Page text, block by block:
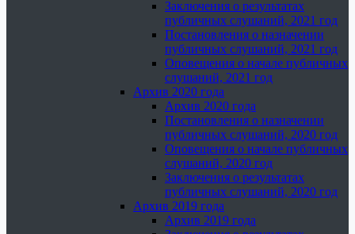
Заключения о результатах
публичных слушаний, 2021 год
Постановления о назначении
публичных слушаний, 2021 год
Оповещения о начале публичных
слушаний, 2021 год
Архив 2020 года
Архив 2020 года
Постановления о назначении
публичных слушаний, 2020 год
Оповещения о начале публичных
слушаний, 2020 год
Заключения о результатах
публичных слушаний, 2020 год
Архив 2019 года
Архив 2019 года